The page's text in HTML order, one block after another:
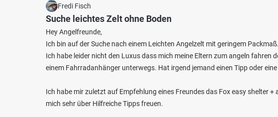
Fredi Fisch
Suche leichtes Zelt ohne Boden
Hey Angelfreunde,
Ich bin auf der Suche nach einem Leichten Angelzelt mit geringem
Ich habe leider nicht den Luxus dass mich meine Eltern zum angeln
einem Fahrradanhänger unterwegs. Hat irgend jemand einen Tipp oder
Ich habe mir zuletzt auf Empfehlung eines Freundes das Fox easy shelter
mich sehr über Hilfreiche Tipps freuen.